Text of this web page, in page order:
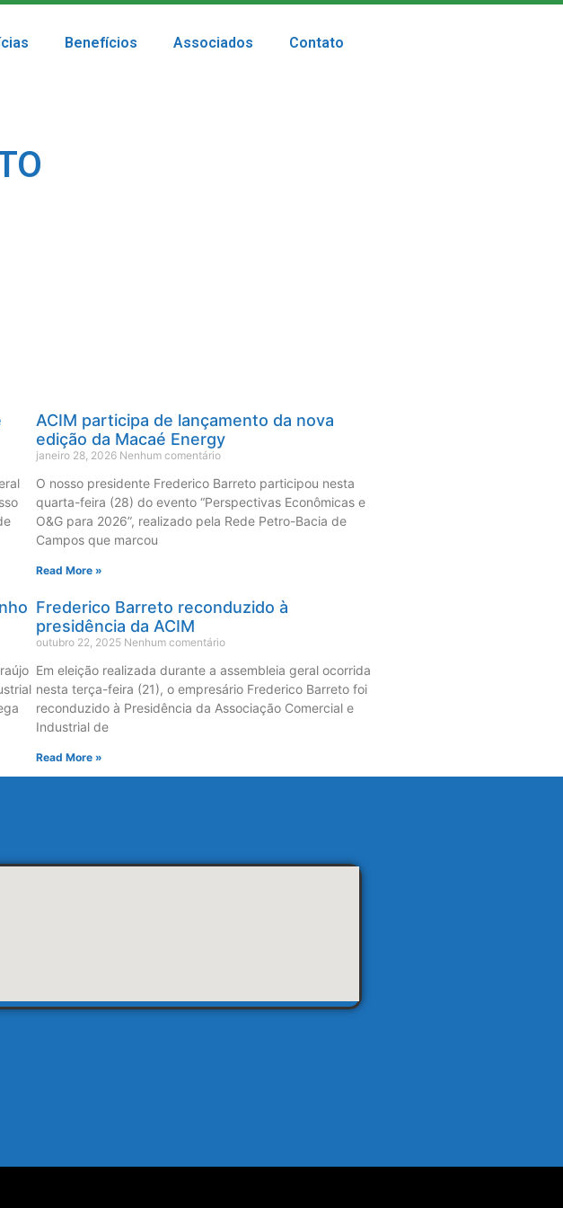
Benefícios Associados Contato
ACIM participa de lançamento da nova
edição da Macaé Energy
janeiro 28, 2026 Nenhum comentário
O nosso presidente Frederico Barreto participou nesta
quarta-feira (28) do evento “Perspectivas Econômicas e
O&G para 2026”, realizado pela Rede Petro-Bacia de
Campos que marcou
Read More »
Frederico Barreto reconduzido à
presidência da ACIM
outubro 22, 2025 Nenhum comentário
Em eleição realizada durante a assembleia geral ocorrida
nesta terça-feira (21), o empresário Frederico Barreto foi
reconduzido à Presidência da Associação Comercial e
Industrial de
Read More »